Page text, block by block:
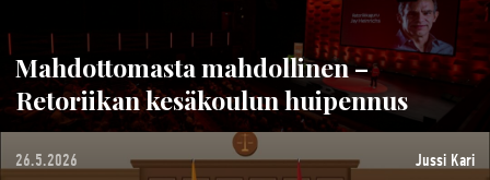
Mahdottomasta mahdollinen –
Retoriikan kesäkoulun huipennus
26.5.2026 Jussi Kari